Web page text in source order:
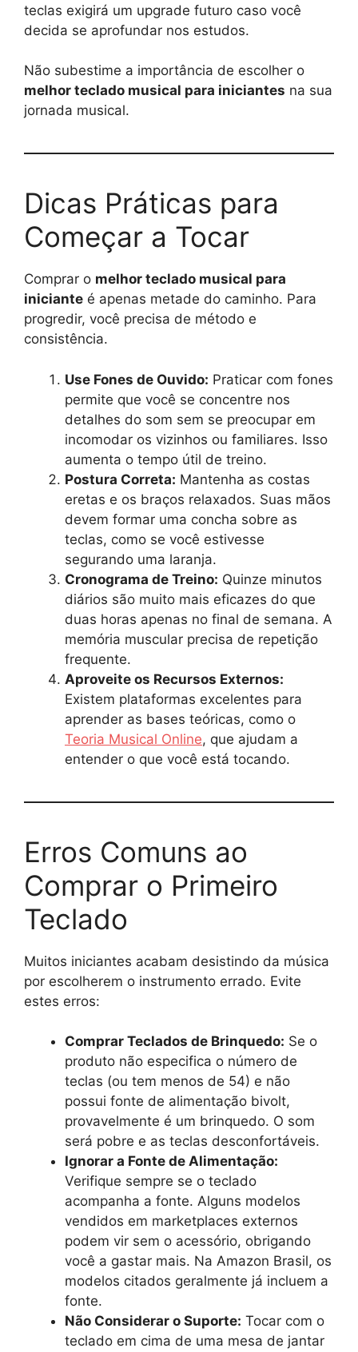
teclas exigirá um upgrade futuro caso você
decida se aprofundar nos estudos.
Não subestime a importância de escolher o
melhor teclado musical para iniciantes na sua
jornada musical.
Dicas Práticas para
Começar a Tocar
Comprar o melhor teclado musical para
iniciante é apenas metade do caminho. Para
progredir, você precisa de método e
consistência.
Use Fones de Ouvido: Praticar com fones
permite que você se concentre nos
detalhes do som sem se preocupar em
incomodar os vizinhos ou familiares. Isso
aumenta o tempo útil de treino.
Postura Correta: Mantenha as costas
eretas e os braços relaxados. Suas mãos
devem formar uma concha sobre as
teclas, como se você estivesse
segurando uma laranja.
Cronograma de Treino: Quinze minutos
diários são muito mais eficazes do que
duas horas apenas no final de semana. A
memória muscular precisa de repetição
frequente.
Aproveite os Recursos Externos:
Existem plataformas excelentes para
aprender as bases teóricas, como o
Teoria Musical Online, que ajudam a
entender o que você está tocando.
Erros Comuns ao
Comprar o Primeiro
Teclado
Muitos iniciantes acabam desistindo da música
por escolherem o instrumento errado. Evite
estes erros:
Comprar Teclados de Brinquedo: Se o
produto não especifica o número de
teclas (ou tem menos de 54) e não
possui fonte de alimentação bivolt,
provavelmente é um brinquedo. O som
será pobre e as teclas desconfortáveis.
Ignorar a Fonte de Alimentação:
Verifique sempre se o teclado
acompanha a fonte. Alguns modelos
vendidos em marketplaces externos
podem vir sem o acessório, obrigando
você a gastar mais. Na Amazon Brasil, os
modelos citados geralmente já incluem a
fonte.
Não Considerar o Suporte: Tocar com o
teclado em cima de uma mesa de jantar